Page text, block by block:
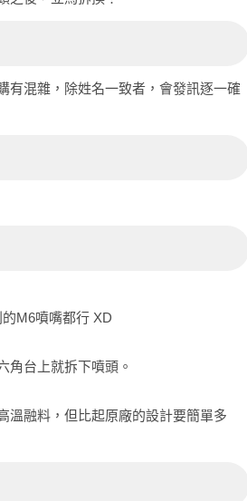
有混雜，除姓名一致者，會發訊逐一確
M6噴嘴都行 XD
角台上就拆下噴頭。
溫融料，但比起原廠的設計要簡單多